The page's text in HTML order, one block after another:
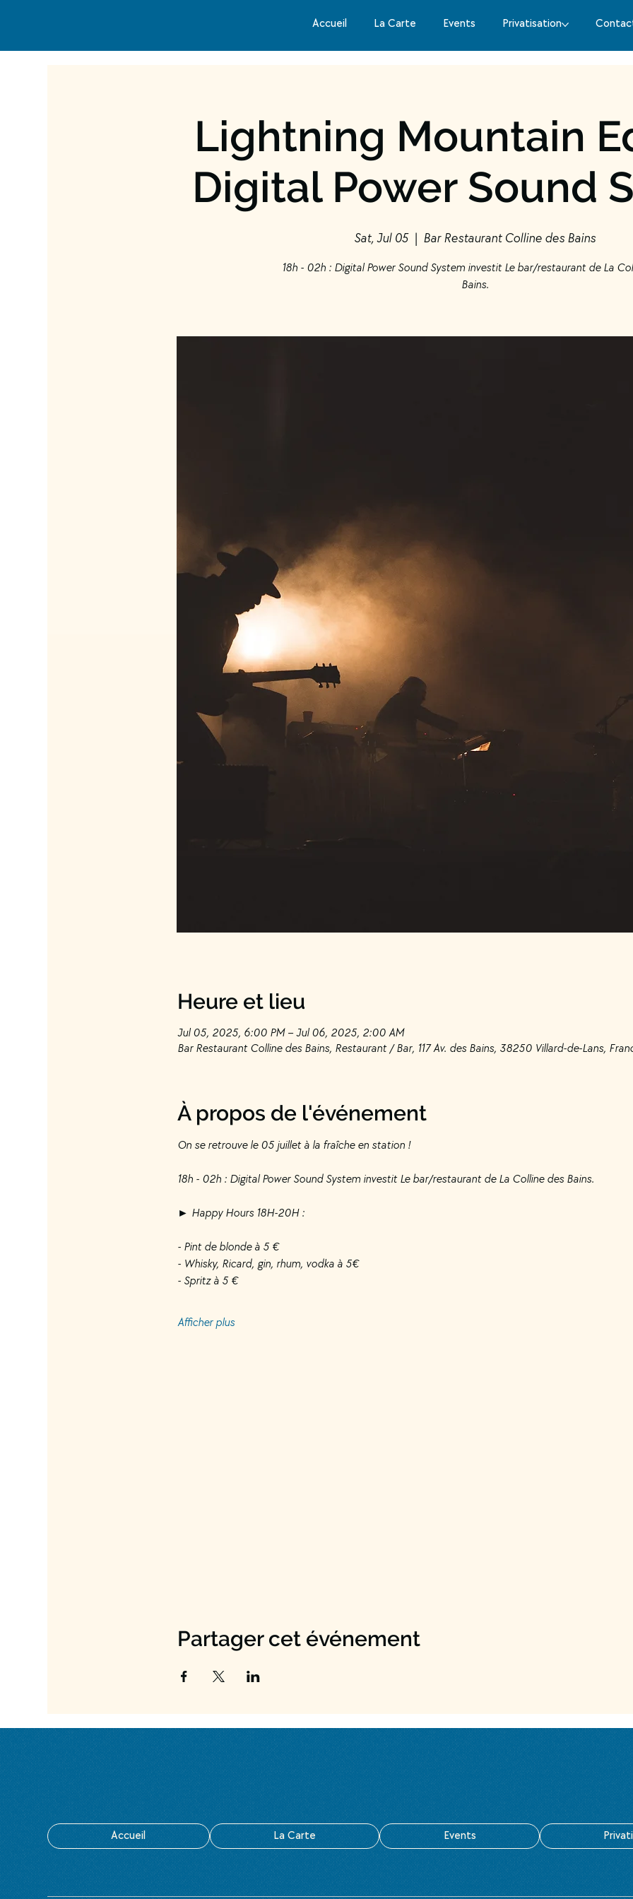
Accueil La Carte Events Privatisation
Lightning Mountain
Digital Power Sound
Sat, Jul 05
  |
Bar Restaurant Colline des Bains
18h - 02h : Digital Power Sound System investit Le bar/restaurant de La
Bains.
Heure et lieu
Jul 05, 2025, 6:00 PM – Jul 06, 2025, 2:00 AM
Bar Restaurant Colline des Bains, Restaurant / Bar, 117 Av. des Bains, 38250 Villard-de-Lans,
À propos de l'événement
On se retrouve le 05 juillet à la fraîche en station !
18h - 02h : Digital Power Sound System investit Le bar/restaurant de La Colline des Bains.
► Happy Hours 18H-20H :
- Pint de blonde à 5 €
- Whisky, Ricard, gin, rhum, vodka à 5€
- Spritz à 5 €
Afficher plus
Partager cet événement
Accueil La Carte Events